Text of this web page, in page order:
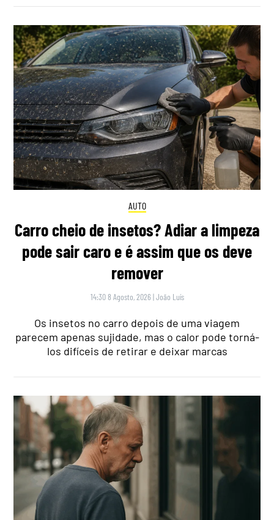
AUTO
Carro cheio de insetos? Adiar a limpeza
pode sair caro e é assim que os deve
remover
14:30 8 Agosto, 2026 |João Luís
Os insetos no carro depois de uma viagem
parecem apenas sujidade, mas o calor pode torná-
los difíceis de retirar e deixar marcas